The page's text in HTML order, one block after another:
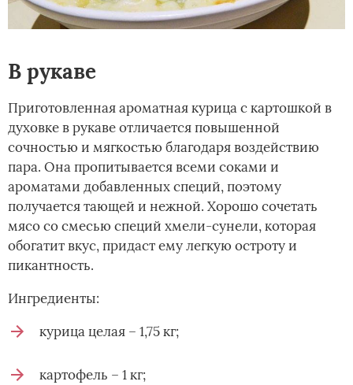
В рукаве
Приготовленная ароматная курица с картошкой в
духовке в рукаве отличается повышенной
сочностью и мягкостью благодаря воздействию
пара. Она пропитывается всеми соками и
ароматами добавленных специй, поэтому
получается тающей и нежной. Хорошо сочетать
мясо со смесью специй хмели-сунели, которая
обогатит вкус, придаст ему легкую остроту и
пикантность.
Ингредиенты:
курица целая – 1,75 кг;
картофель – 1 кг;